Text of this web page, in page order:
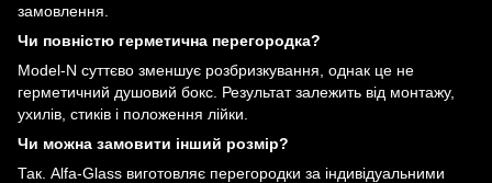
замовлення.
Чи повністю герметична перегородка?
Model-N суттєво зменшує розбризкування, однак це не
герметичний душовий бокс. Результат залежить від монтажу,
ухилів, стиків і положення лійки.
Чи можна замовити інший розмір?
Так. Alfa-Glass виготовляє перегородки за індивідуальними